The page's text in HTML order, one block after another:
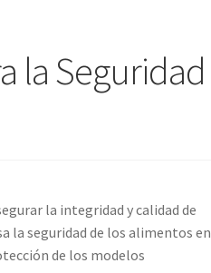
la Seguridad
la integridad y calidad de
la seguridad de los alimentos en
de los modelos